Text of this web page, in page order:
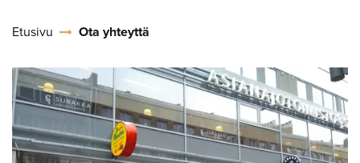
Etusivu Ota yhteyttä